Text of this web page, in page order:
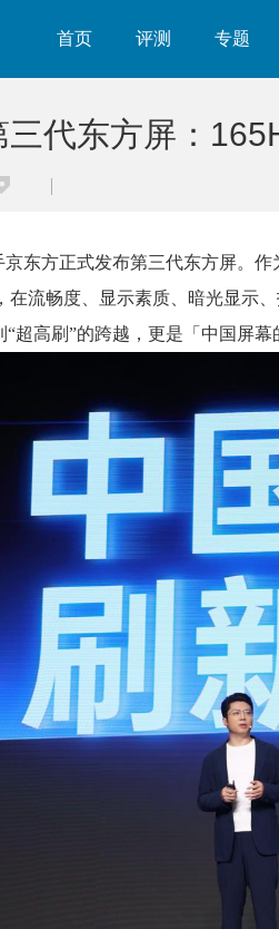
首页 评测 专题
代东方屏：
京东方正式发布第三代东方屏。
在流畅度、显示素质、暗光显示
“超高刷”的跨越，更是「中国屏